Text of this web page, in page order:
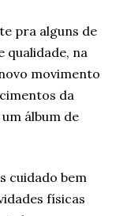
pra alguns de
qualidade, na
movimento
da
álbum de
cuidado bem
físicas